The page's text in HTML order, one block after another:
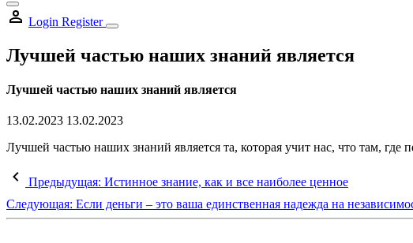
Login Register
Лучшей частью наших знаний является
Лучшей частью наших знаний является
13.02.2023 13.02.2023
Лучшей частью наших знаний является та, которая учит нас, что там, где
Предыдущая: Истинное знание, как и все наиболее ценное
Следующая: Если деньги – это ваша единственная надежда на